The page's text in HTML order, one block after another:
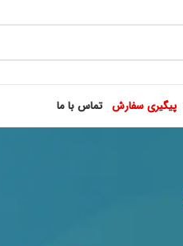
پیگیری سفارش تماس با ما